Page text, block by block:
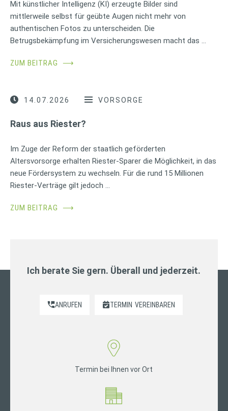
Mit künstlicher Intelligenz (KI) erzeugte Bilder sind
mittlerweile selbst für geübte Augen nicht mehr von
authentischen Fotos zu unterscheiden. Die
Betrugsbekämpfung im Versicherungswesen macht das …
ZUM BEITRAG ⟶
14.07.2026 VORSORGE
Raus aus Riester?
Im Zuge der Reform der staatlich geförderten
Altersvorsorge erhalten Riester-Sparer die Möglichkeit, in das
neue Fördersystem zu wechseln. Für die rund 15 Millionen
Riester-Verträge gilt jedoch …
ZUM BEITRAG ⟶
Ich berate Sie gern. Überall und jederzeit.
ANRUFEN TERMIN VEREINBAREN
Termin bei Ihnen vor Ort